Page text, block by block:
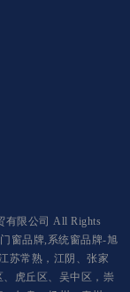
有限公司 All Rights
窗品牌,系统窗品牌-旭
苏常熟，江阴、张家
虎丘区、吴中区，崇